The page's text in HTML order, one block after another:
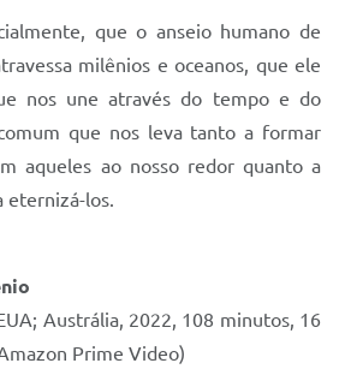
que o anseio humano de
milênios e oceanos, que ele
nos une através do tempo e do
que nos leva tanto a formar
aqueles ao nosso redor quanto a
eternizá-los.
Austrália, 2022, 108 minutos, 16
Prime Video)